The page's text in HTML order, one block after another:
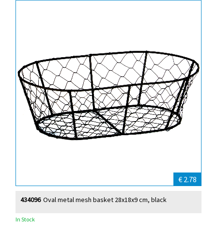
€ 2.78
Oval metal mesh basket 28x18x9 cm, black
434096
In Stock